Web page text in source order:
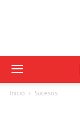
Inicio Sucesos